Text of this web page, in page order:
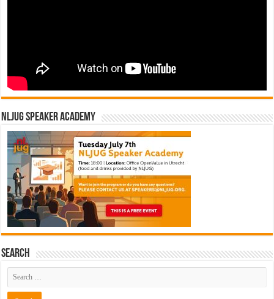
NLJUG Speaker Academy
Search